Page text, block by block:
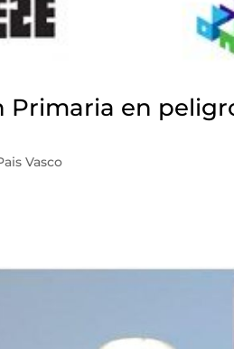
Primaria en
Vasco